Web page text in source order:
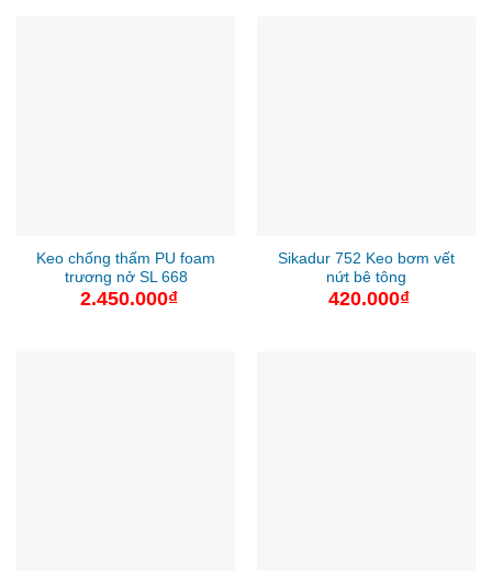
Keo chống thấm PU foam
trương nở SL 668
2.450.000₫
Sikadur 752 Keo bơm vết
nứt bê tông
420.000₫